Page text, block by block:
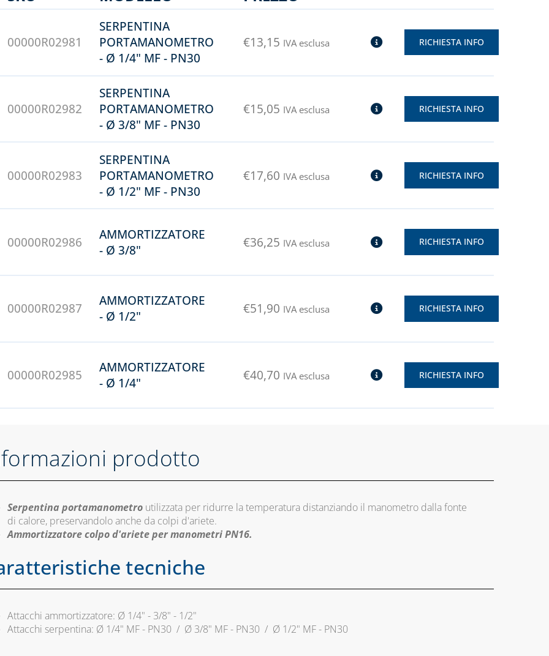
00000R02981
SERPENTINA
PORTAMANOMETRO
- Ø 1/4" MF - PN30
€13,15 IVA esclusa RICHIESTA INFO
00000R02982
SERPENTINA
PORTAMANOMETRO
- Ø 3/8" MF - PN30
€15,05 IVA esclusa RICHIESTA INFO
00000R02983
SERPENTINA
PORTAMANOMETRO
- Ø 1/2" MF - PN30
€17,60 IVA esclusa RICHIESTA INFO
00000R02986
AMMORTIZZATORE
- Ø 3/8"
€36,25 IVA esclusa RICHIESTA INFO
00000R02987
AMMORTIZZATORE
- Ø 1/2"
€51,90 IVA esclusa RICHIESTA INFO
00000R02985
AMMORTIZZATORE
- Ø 1/4"
€40,70 IVA esclusa RICHIESTA INFO
prodotto
Serpentina portamanometro utilizzata per ridurre la temperatura distanziando il manometro dalla fonte
di calore, preservandolo anche da colpi d'ariete.
Ammortizzatore colpo d'ariete per manometri PN16.
tecniche
Attacchi ammortizzatore: Ø 1/4" - 3/8" - 1/2"
Attacchi serpentina: Ø 1/4" MF - PN30 / Ø 3/8" MF - PN30 / Ø 1/2" MF - PN30